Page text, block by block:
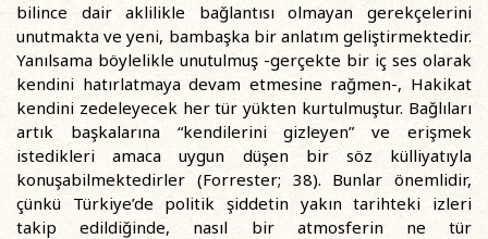
bilince dair aklilikle bağlantısı olmayan gerekçelerini
unutmakta ve yeni, bambaşka bir anlatım geliştirmektedir.
Yanılsama böylelikle unutulmuş -gerçekte bir iç ses olarak
kendini hatırlatmaya devam etmesine rağmen-, Hakikat
kendini zedeleyecek her tür yükten kurtulmuştur. Bağlıları
artık başkalarına “kendilerini gizleyen” ve erişmek
istedikleri amaca uygun düşen bir söz külliyatıyla
konuşabilmektedirler (Forrester; 38). Bunlar önemlidir,
çünkü Türkiye’de politik şiddetin yakın tarihteki izleri
takip edildiğinde, nasıl bir atmosferin ne tür